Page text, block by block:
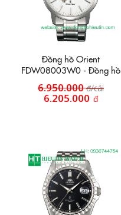
Đồng hồ Orient
FDW08003W0 - Đồng hồ
dây inox HT37
6.950.000đ/cái
6.205.000 đ